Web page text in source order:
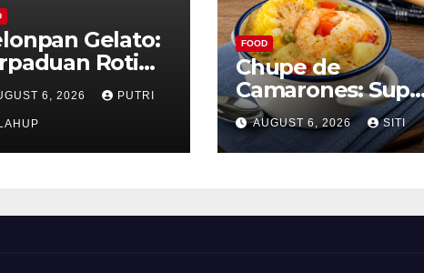
Gelato:
Roti
dan Es
Lembut yang
6, 2026 PUTRI
FOOD
Chupe de
Camarones: Sup
Udang Khas Peru
yang Gurih Lezat
AUGUST 6, 2026 SITI